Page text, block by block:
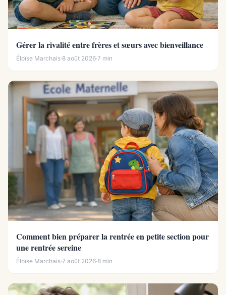
Gérer la rivalité entre frères et sœurs avec bienveillance
Éloïse Marchais·8 août 2026·7 min
Comment bien préparer la rentrée en petite section pour
une rentrée sereine
Éloïse Marchais·7 août 2026·8 min